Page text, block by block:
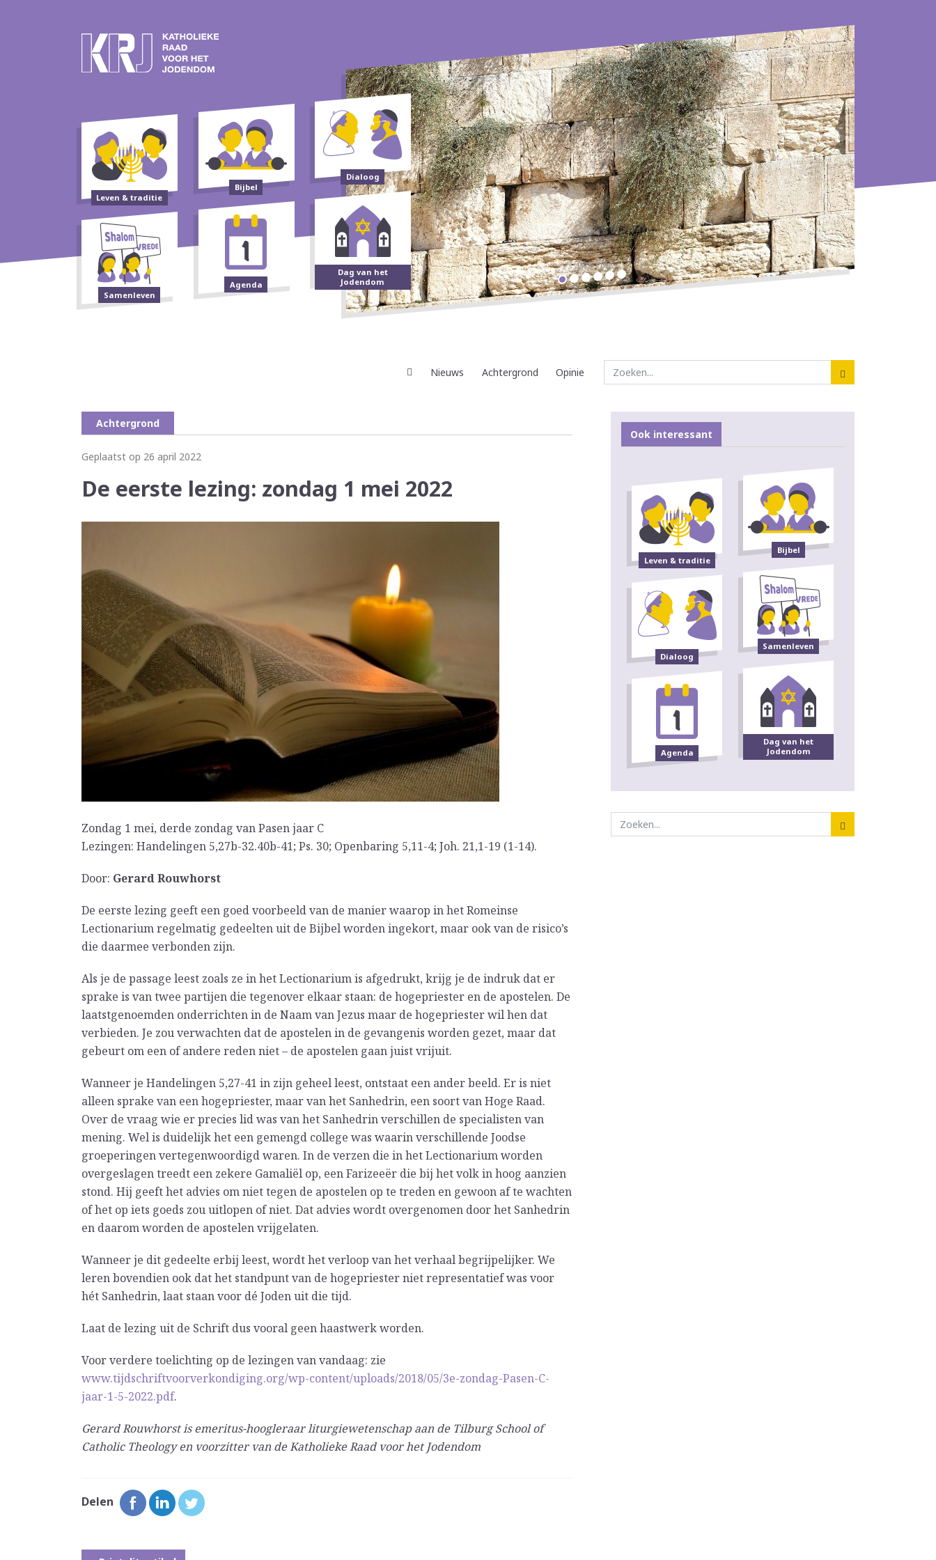
Leven & traditie
Bijbel
Dialoog
Samenleven
Agenda
Dag van het
Jodendom
Nieuws Achtergrond Opinie
Achtergrond
Geplaatst op 26 april 2022
De eerste lezing: zondag 1 mei 2022
Zondag 1 mei, derde zondag van Pasen jaar C
Lezingen: Handelingen 5,27b-32.40b-41; Ps. 30; Openbaring 5,11-4; Joh. 21,1-19 (1-14).
Door: Gerard Rouwhorst
De eerste lezing geeft een goed voorbeeld van de manier waarop in het Romeinse
Lectionarium regelmatig gedeelten uit de Bijbel worden ingekort, maar ook van de risico’s
die daarmee verbonden zijn.
Als je de passage leest zoals ze in het Lectionarium is afgedrukt, krijg je de indruk dat er
sprake is van twee partijen die tegenover elkaar staan: de hogepriester en de apostelen. De
laatstgenoemden onderrichten in de Naam van Jezus maar de hogepriester wil hen dat
verbieden. Je zou verwachten dat de apostelen in de gevangenis worden gezet, maar dat
gebeurt om een of andere reden niet – de apostelen gaan juist vrijuit.
Wanneer je Handelingen 5,27-41 in zijn geheel leest, ontstaat een ander beeld. Er is niet
alleen sprake van een hogepriester, maar van het Sanhedrin, een soort van Hoge Raad.
Over de vraag wie er precies lid was van het Sanhedrin verschillen de specialisten van
mening. Wel is duidelijk het een gemengd college was waarin verschillende Joodse
groeperingen vertegenwoordigd waren. In de verzen die in het Lectionarium worden
overgeslagen treedt een zekere Gamaliël op, een Farizeeër die bij het volk in hoog aanzien
stond. Hij geeft het advies om niet tegen de apostelen op te treden en gewoon af te wachten
of het op iets goeds zou uitlopen of niet. Dat advies wordt overgenomen door het Sanhedrin
en daarom worden de apostelen vrijgelaten.
Wanneer je dit gedeelte erbij leest, wordt het verloop van het verhaal begrijpelijker. We
leren bovendien ook dat het standpunt van de hogepriester niet representatief was voor
hét Sanhedrin, laat staan voor dé Joden uit die tijd.
Laat de lezing uit de Schrift dus vooral geen haastwerk worden.
Voor verdere toelichting op de lezingen van vandaag: zie
www.tijdschriftvoorverkondiging.org/wp-content/uploads/2018/05/3e-zondag-Pasen-C-
jaar-1-5-2022.pdf.
Gerard Rouwhorst is emeritus-hoogleraar liturgiewetenschap aan de Tilburg School of
Catholic Theology en voorzitter van de Katholieke Raad voor het Jodendom
Delen
Ook interessant
Leven & traditie
Bijbel
Dialoog
Samenleven
Agenda
Dag van het
Jodendom